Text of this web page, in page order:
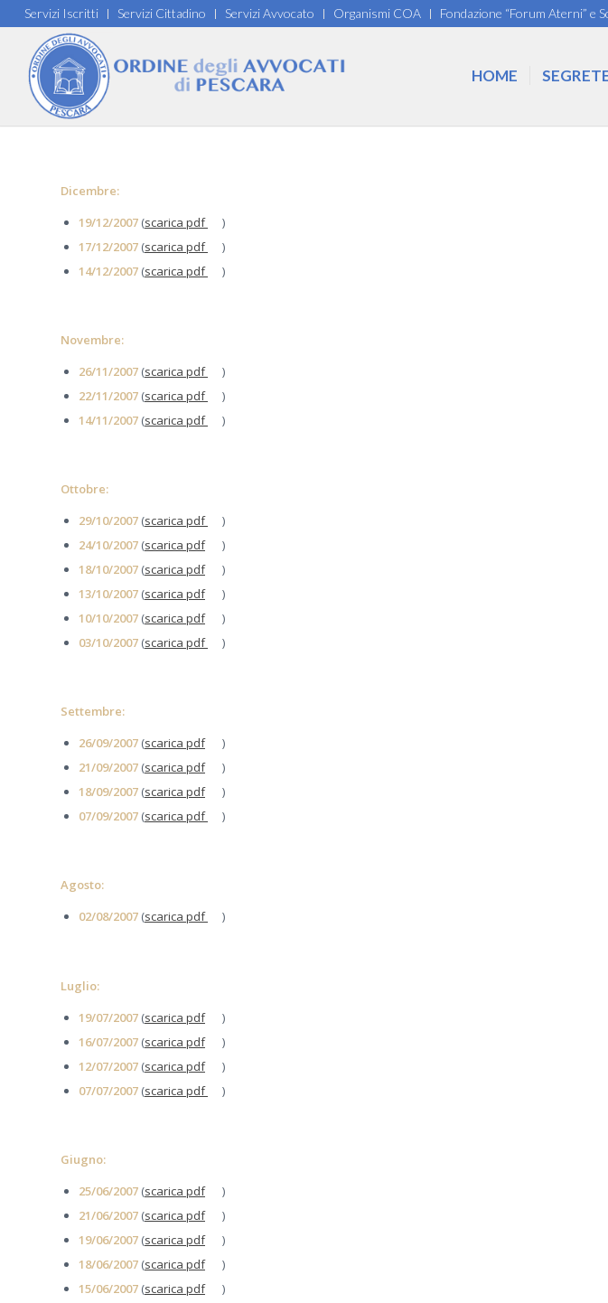
Servizi Iscritti Servizi Cittadino Servizi Avvocato Organismi COA Fondazione “Forum Aterni” e
HOME
Dicembre:
19/12/2007 (scarica pdf
)
17/12/2007 (scarica pdf
)
14/12/2007 (scarica pdf )
Novembre:
26/11/2007 (scarica pdf
)
22/11/2007 (scarica pdf
)
14/11/2007 (scarica pdf )
Ottobre:
29/10/2007 (scarica pdf
)
24/10/2007 (scarica pdf
)
18/10/2007 (scarica pdf
)
13/10/2007 (scarica pdf
)
10/10/2007 (scarica pdf
)
03/10/2007 (scarica pdf )
Settembre:
26/09/2007 (scarica pdf
)
21/09/2007 (scarica pdf
)
18/09/2007 (scarica pdf
)
07/09/2007 (scarica pdf )
Agosto:
02/08/2007 (scarica pdf )
Luglio:
19/07/2007 (scarica pdf
)
16/07/2007 (scarica pdf
)
12/07/2007 (scarica pdf
)
07/07/2007 (scarica pdf )
Giugno:
25/06/2007 (scarica pdf
)
21/06/2007 (scarica pdf
)
19/06/2007 (scarica pdf
)
18/06/2007 (scarica pdf
)
15/06/2007 (scarica pdf
)